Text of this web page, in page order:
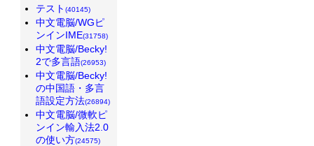
テスト (40145)
中文電脳/WGピ
ンインIME(31758)
中文電脳/Becky!
2で多言語(26953)
中文電脳/Becky!
の中国語・多言
語設定方法(26894)
中文電脳/微軟ピ
ンイン輸入法2.0
の使い方(24575)